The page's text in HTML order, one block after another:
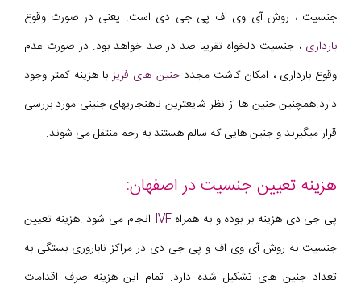
جنسیت ، روش آی وی اف پی جی دی است. یعنی در صورت وقوع
بارداری ، جنسیت دلخواه تقریبا صد در صد خواهد بود. در صورت عدم
وقوع بارداری ، امکان کاشت مجددجنین های فریز با هزینه کمتر وجود
دارد.همچنین جنین ها از نظر شایعترین ناهنجاریهای جنینی مورد بررسی
قرار میگیرند و جنین هایی که سالم هستند به رحم منتقل می شوند.
هزینه تعیین جنسیت در اصفهان:
پی جی دی هزینه بر بوده و به همراهIVF انجام می شود .هزینه تعیین
جنسیت به روش آی وی اف و پی جی دی در مراکز ناباروری بستگی به
تعداد جنین های تشکیل شده دارد. تمام این هزینه صرف اقدامات